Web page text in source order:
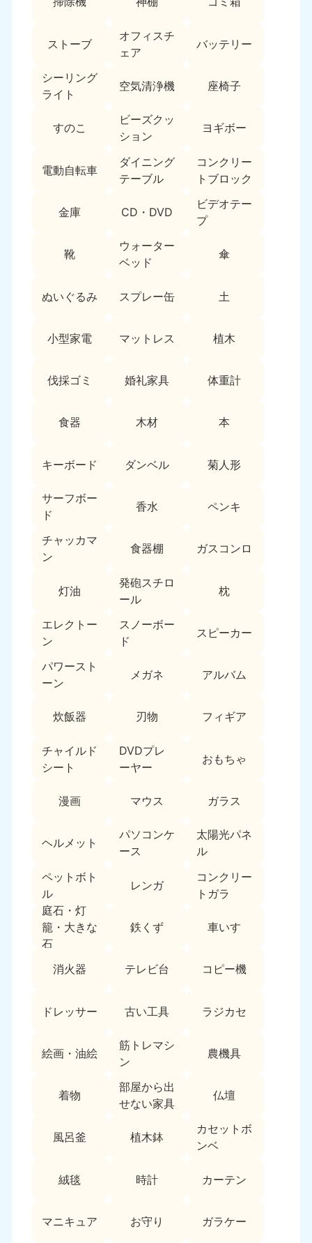
ストーブ
オフィスチ
ェア
バッテリー
シーリング
ライト
空気清浄機 座椅子
すのこ
ビーズクッ
ション
ヨギボー
電動自転車
ダイニング
テーブル
コンクリー
トブロック
金庫 CD・DVD
ビデオテー
プ
靴
ウォーター
ベッド
傘
ぬいぐるみ スプレー缶 土
小型家電 マットレス 植木
伐採ゴミ 婚礼家具 体重計
食器 木材 本
キーボード ダンベル 菊人形
サーフボー
ド
香水 ペンキ
チャッカマ
ン
食器棚 ガスコンロ
灯油
発砲スチロ
ール
枕
エレクトー
ン
スノーボー
ド
スピーカー
パワースト
ーン
メガネ アルバム
炊飯器 刃物 フィギア
チャイルド
シート
DVDプレ
ーヤー
おもちゃ
漫画 マウス ガラス
ヘルメット
パソコンケ
ース
太陽光パネ
ル
ペットボト
ル
レンガ
コンクリー
トガラ
庭石・灯
籠・大きな
石
鉄くず 車いす
消火器 テレビ台 コピー機
ドレッサー 古い工具 ラジカセ
絵画・油絵
筋トレマシ
ン
農機具
着物
部屋から出
せない家具
仏壇
風呂釜 植木鉢
カセットボ
ンベ
絨毯 時計 カーテン
マニキュア お守り ガラケー
050-1881-5271
9:00〜19:00 年中無休
関東
050-1881-5265
9:00〜19:00 年中無休
050-1881-5264
9:00〜19:00 年中無休
千葉県
050-1881-5268
埼玉県
050-1881-5266
9:00〜19:00 年中無休
050-1881-5270
9:00〜19:00 年中無休
050-1881-5269
9:00〜19:00 年中無休
群馬県
中部
愛知県 岐阜県
050-1881-5256
9:00〜19:00 年中無休
050-1881-5260
9:00〜19:00 年中無休
福井県
050-1881-5258
9:00〜19:00 年中無休
石川県
050-1881-5262
9:00〜19:00 年中無休
050-1881-5257
9:00〜19:00 年中無休
新潟県
050-1881-5263
近畿
大阪府 兵庫県
050-1881-5251
奈良県
9:00〜19:00 年中無休 9:00〜19:00 年中無休
滋賀県
050-1881-5253
京都府
050-1881-5252
050-1881-5248
9:00〜19:00 年中無休
9:00〜19:00 年中無休 9:00〜19:00 年中無休
広島県
050-1881-5144
鳥取県
050-1881-5156
9:00〜19:00 年中無休
9:00〜19:00 年中無休 9:00〜19:00 年中無休